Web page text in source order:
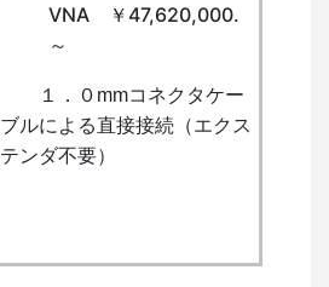
VNA ￥47,620,000.
～
１．０mmコネクタケー
ブルによる直接接続（エクス
テンダ不要）